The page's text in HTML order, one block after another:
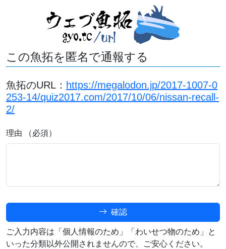
この魚拓を匿名で通報する
魚拓のURL： https://megalodon.jp/2017-1007-0
253-14/quiz2017.com/2017/10/06/nissan-recall-
2/
理由 （必須）
確認
ご入力内容は「個人情報のため」「わいせつ物のため」と
いった分類以外公開されませんので、ご安心ください。